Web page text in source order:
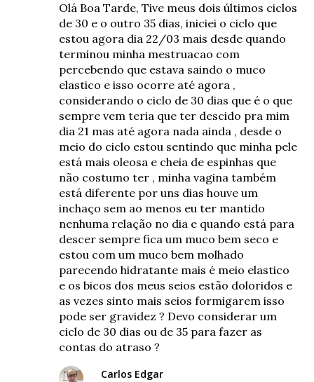
Olá Boa Tarde, Tive meus dois últimos ciclos
de 30 e o outro 35 dias, iniciei o ciclo que
estou agora dia 22/03 mais desde quando
terminou minha mestruacao com
percebendo que estava saindo o muco
elastico e isso ocorre até agora ,
considerando o ciclo de 30 dias que é o que
sempre vem teria que ter descido pra mim
dia 21 mas até agora nada ainda , desde o
meio do ciclo estou sentindo que minha pele
está mais oleosa e cheia de espinhas que
não costumo ter , minha vagina também
está diferente por uns dias houve um
inchaço sem ao menos eu ter mantido
nenhuma relação no dia e quando está para
descer sempre fica um muco bem seco e
estou com um muco bem molhado
parecendo hidratante mais é meio elastico
e os bicos dos meus seios estão doloridos e
as vezes sinto mais seios formigarem isso
pode ser gravidez ? Devo considerar um
ciclo de 30 dias ou de 35 para fazer as
contas do atraso ?
Carlos Edgar